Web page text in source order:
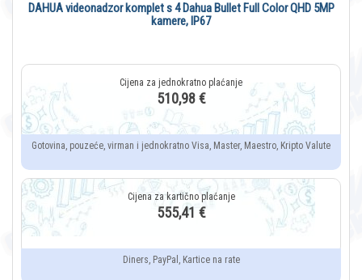
DAHUA videonadzor komplet s 4 Dahua Bullet Full Color QHD 5MP
kamere, IP67
510,98 €
Gotovina, pouzeće, virman i jednokratno Visa, Master, Maestro, Kripto Valute
555,41 €
Diners, PayPal, Kartice na rate